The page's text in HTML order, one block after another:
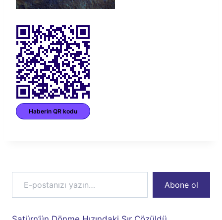
Haberin QR kodu
E-postanızı yazın…
Abone ol